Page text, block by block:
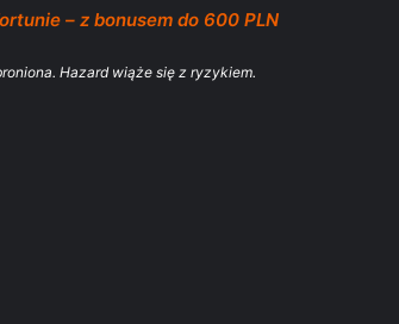
– z bonusem do 600 PLN
Hazard wiąże się z ryzykiem.